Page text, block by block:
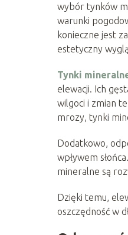
wybór tynków
warunki
konieczne jest
estetyczny
Tynki
elewacji. Ich
wilgoci i zmian
mrozy, tynki
Dodatkowo,
wpływem
mineralne są
Dzięki temu,
oszczędność w